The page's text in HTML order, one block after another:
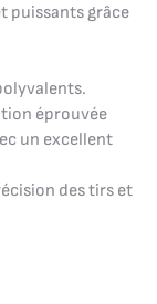
puissants grâce
éprouvée
un excellent
des tirs et